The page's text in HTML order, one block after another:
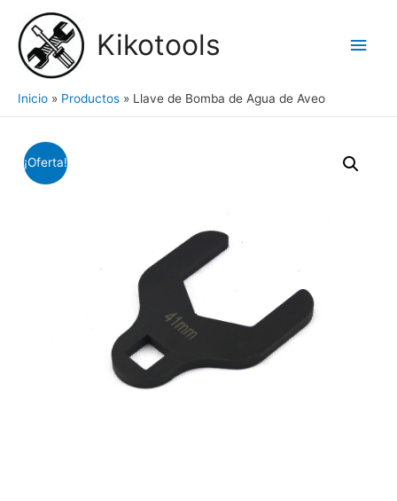
contenido
Kikotools
Inicio Productos Llave de Bomba de Agua de Aveo
¡Oferta!